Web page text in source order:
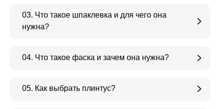
03. Что такое шпаклевка и для чего она
нужна?
04. Что такое фаска и зачем она нужна?
05. Как выбрать плинтус?